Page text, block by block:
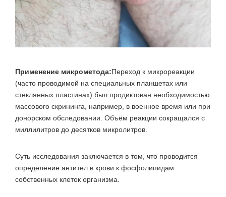
Применение микрометода:Переход к микрореакции
(часто проводимой на специальных планшетах или
стеклянных пластинах) был продиктован необходимостью
массового скрининга, например, в военное время или при
донорском обследовании. Объём реакции сокращался с
миллилитров до десятков микролитров.
Суть исследования заключается в том, что проводится
определение антител в крови к фосфолипидам
собственных клеток организма.